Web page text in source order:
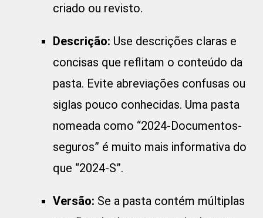
criado ou revisto.
Descrição: Use descrições claras e
concisas que reflitam o conteúdo da
pasta. Evite abreviações confusas ou
siglas pouco conhecidas. Uma pasta
nomeada como “2024-Documentos-
seguros” é muito mais informativa do
que “2024-S”.
Versão: Se a pasta contém múltiplas